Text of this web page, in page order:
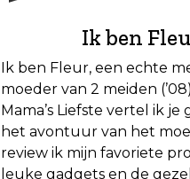
Ik ben
Ik ben Fleur, een echte
moeder van 2 meiden
Mama’s Liefste vertel ik je
het avontuur van het
review ik mijn favoriete
leuke gadgets en de